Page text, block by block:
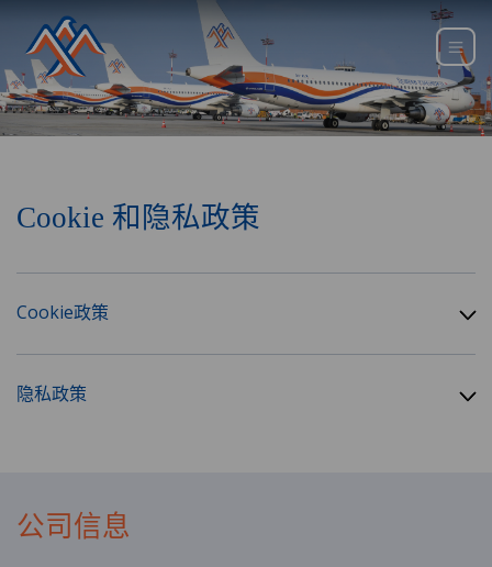
Cookie 和隐私政策
Cookie政策
隐私政策
公司信息